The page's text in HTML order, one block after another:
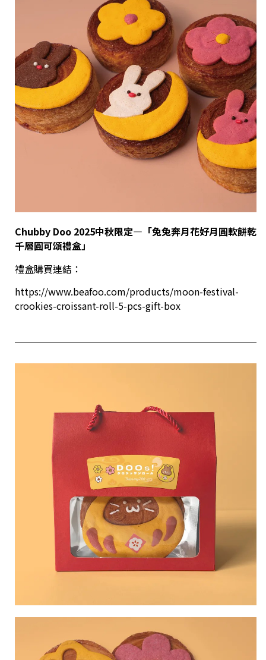
Chubby Doo 2025中秋限定— 「兔兔奔月花好月圓軟餅乾
千層圓可頌禮盒」
禮盒購買連結：
https://www.beafoo.com/products/moon-festival-
crookies-croissant-roll-5-pcs-gift-box